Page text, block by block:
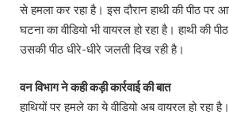
से हमला कर रहा है। इस दौरान हाथी की पीठ पर
घटना का वीडियो भी वायरल हो रहा है। हाथी की
उसकी पीठ धीरे-धीरे जलती दिख रही है।
वन विभाग ने कही कड़ी कार्रवाई की बात
हाथियों पर हमले का ये वीडियो अब वायरल हो रहा